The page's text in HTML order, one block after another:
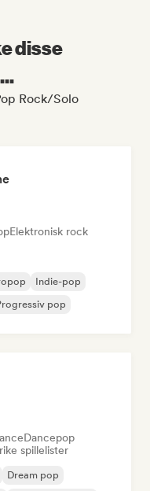
disse
Rock/Solo
Elektronisk rock
Indie-pop
pop
Dancepop
spillelister
Dream pop